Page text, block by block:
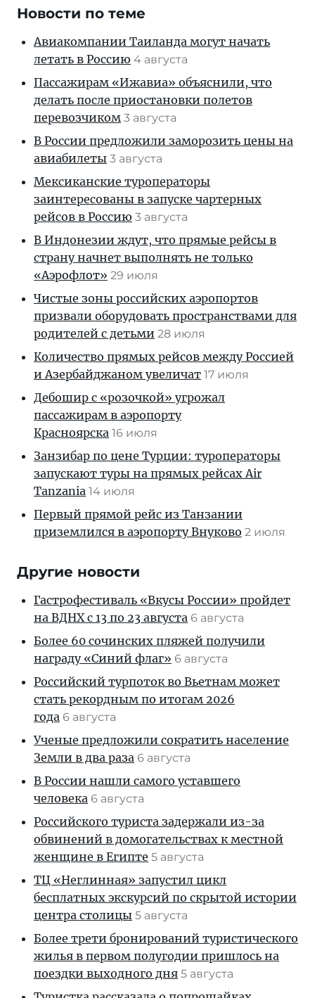
Новости по теме
Авиакомпании Таиланда могут начать
летать в Россию 4 августа
Пассажирам «Ижавиа» объяснили, что
делать после приостановки полетов
перевозчиком 3 августа
В России предложили заморозить цены на
авиабилеты 3 августа
Мексиканские туроператоры
заинтересованы в запуске чартерных
рейсов в Россию 3 августа
В Индонезии ждут, что прямые рейсы в
страну начнет выполнять не только
«Аэрофлот» 29 июля
Чистые зоны российских аэропортов
призвали оборудовать пространствами для
родителей с детьми 28 июля
Количество прямых рейсов между Россией
и Азербайджаном увеличат 17 июля
Дебошир с «розочкой» угрожал
пассажирам в аэропорту
Красноярска 16 июля
Занзибар по цене Турции: туроператоры
запускают туры на прямых рейсах Air
Tanzania 14 июля
Первый прямой рейс из Танзании
приземлился в аэропорту Внуково 2 июля
Другие новости
Гастрофестиваль «Вкусы России» пройдет
на ВДНХ с 13 по 23 августа 6 августа
Более 60 сочинских пляжей получили
награду «Синий флаг» 6 августа
Российский турпоток во Вьетнам может
стать рекордным по итогам 2026
года 6 августа
Ученые предложили сократить население
Земли в два раза 6 августа
В России нашли самого уставшего
человека 6 августа
Российского туриста задержали из-за
обвинений в домогательствах к местной
женщине в Египте 5 августа
ТЦ «Неглинная» запустил цикл
бесплатных экскурсий по скрытой истории
центра столицы 5 августа
Более трети бронирований туристического
жилья в первом полугодии пришлось на
поездки выходного дня 5 августа